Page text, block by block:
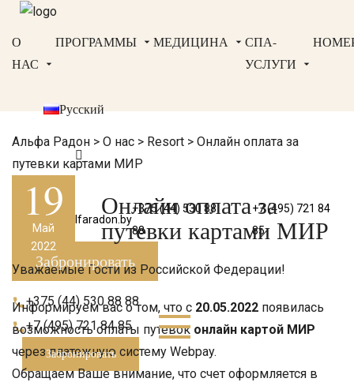
bron@alfaradon.by
+375 (44) 530 88
88
+7 (495) 721 84
85
Забронировать
О
НАС
ПРОГРАММЫ МЕДИЦИНА
СПА-
УСЛУГИ
Русский
+375 (44) 530 88 88
+7 (495) 721 84 85
Забронировать
Альфа Радон > О нас > Resort > Онлайн оплата за
путевки картами МИР
19
Май
2022
Онлайн оплата за
путевки картами МИР
Уважаемые Гости из Российской Федерации!
Информируем вас о том, что с 20.05.2022 появилась
возможность оплаты путевок онлайн картой МИР
через платежную систему Webpay.
Обращаем Ваше внимание, что счет оформляется в